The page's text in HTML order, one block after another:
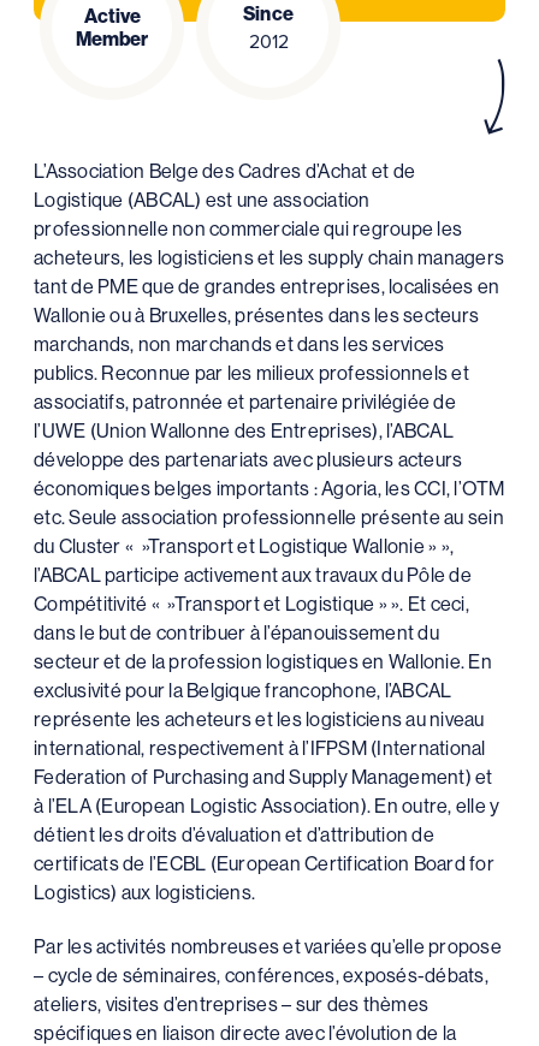
Active
Member
Since
2012
L’Association Belge des Cadres d’Achat et de
Logistique (ABCAL) est une association
professionnelle non commerciale qui regroupe les
acheteurs, les logisticiens et les supply chain managers
tant de PME que de grandes entreprises, localisées en
Wallonie ou à Bruxelles, présentes dans les secteurs
marchands, non marchands et dans les services
publics. Reconnue par les milieux professionnels et
associatifs, patronnée et partenaire privilégiée de
l’UWE (Union Wallonne des Entreprises), l’ABCAL
développe des partenariats avec plusieurs acteurs
économiques belges importants : Agoria, les CCI, l’OTM
etc. Seule association professionnelle présente au sein
du Cluster « »Transport et Logistique Wallonie » »,
l’ABCAL participe activement aux travaux du Pôle de
Compétitivité « »Transport et Logistique » ». Et ceci,
dans le but de contribuer à l’épanouissement du
secteur et de la profession logistiques en Wallonie. En
exclusivité pour la Belgique francophone, l’ABCAL
représente les acheteurs et les logisticiens au niveau
international, respectivement à l’IFPSM (International
Federation of Purchasing and Supply Management) et
à l’ELA (European Logistic Association). En outre, elle y
détient les droits d’évaluation et d’attribution de
certificats de l’ECBL (European Certification Board for
Logistics) aux logisticiens.
Par les activités nombreuses et variées qu’elle propose
– cycle de séminaires, conférences, exposés-débats,
ateliers, visites d’entreprises – sur des thèmes
spécifiques en liaison directe avec l’évolution de la